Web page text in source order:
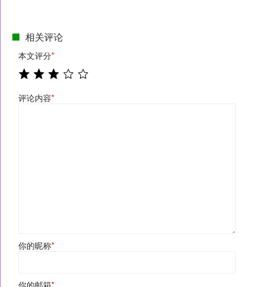
相关评论
本文评分*
评论内容*
你的昵称*